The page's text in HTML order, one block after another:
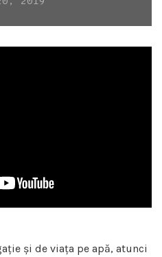
și de viața pe apă, atunci